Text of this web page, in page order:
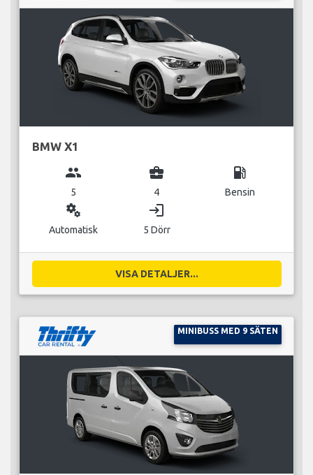
BMW X1
group
5
business_center
4
local_gas_station
Bensin
miscellaneous_services
Automatisk
login
5 Dörr
VISA DETALJER...
MINIBUSS MED 9 SÄTEN